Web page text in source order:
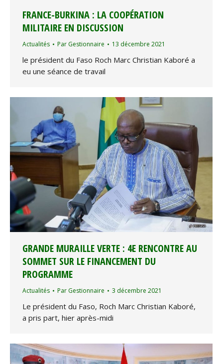
FRANCE-BURKINA : LA COOPÉRATION
MILITAIRE EN DISCUSSION
Actualités Par Gestionnaire 13 décembre 2021
le président du Faso Roch Marc Christian Kaboré a
eu une séance de travail
GRANDE MURAILLE VERTE : 4E RENCONTRE AU
SOMMET SUR LE FINANCEMENT DU
PROGRAMME
Actualités Par Gestionnaire 3 décembre 2021
Le président du Faso, Roch Marc Christian Kaboré,
a pris part, hier après-midi